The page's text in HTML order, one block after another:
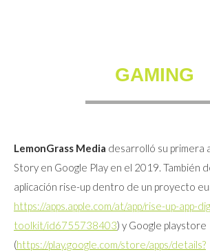
GAMING
LemonGrass Media desarrolló su primera
Story en Google Play en el 2019. También
aplicación rise-up dentro de un proyecto
https://apps.apple.com/at/app/rise-up-app-
toolkit/id6755738403) y Google playstore
(https://play.google.com/store/apps/details?